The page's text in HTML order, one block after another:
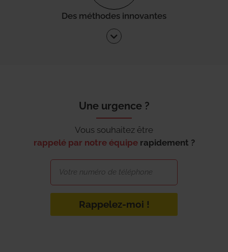
Des méthodes innovantes
Une urgence ?
Vous souhaitez être
rappelé par notre équipe rapidement ?
Rappelez-moi !